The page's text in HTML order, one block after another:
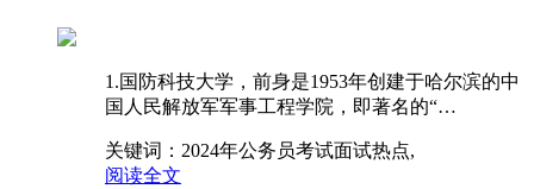
1.国防科技大学，前身是1953年创建于哈尔滨的中
国人民解放军军事工程学院，即著名的“…
关键词： 2024年公务员考试面试热点,
阅读全文